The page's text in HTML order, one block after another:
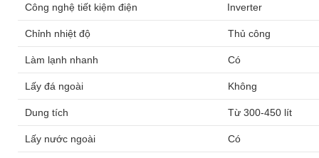
Công nghệ tiết kiệm điện Inverter
Chỉnh nhiệt độ Thủ công
Làm lạnh nhanh Có
Lấy đá ngoài Không
Dung tích Từ 300-450 lít
Lấy nước ngoài Có